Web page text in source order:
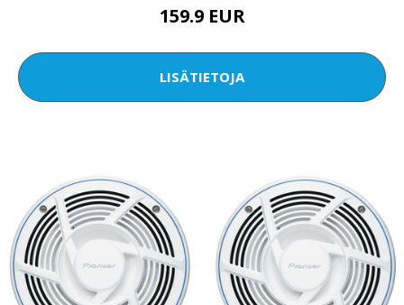
159.9 EUR
LISÄTIETOJA